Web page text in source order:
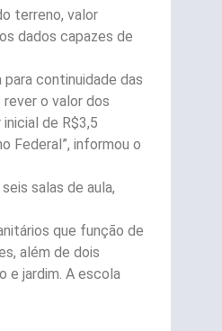
terreno, valor
dados capazes de
continuidade das
rever o valor dos
de R$3,5
Federal”, informou o
salas de aula,
que função de
além de dois
e jardim. A escola